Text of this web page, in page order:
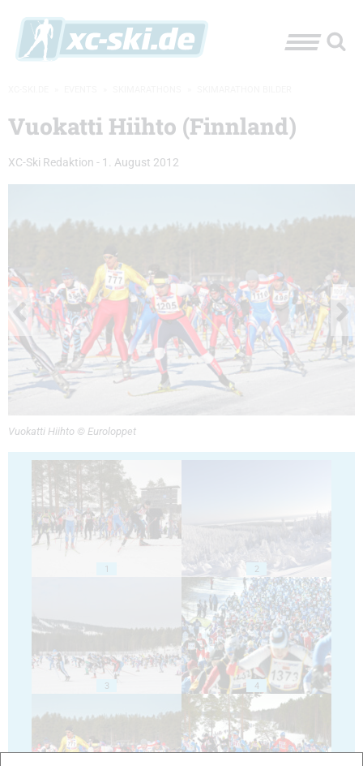
Vuokatti Hiihto (Finnland)
XC-Ski Redaktion - 1. August 2012
Vuokatti Hiihto © Euroloppet
1 2
3 4